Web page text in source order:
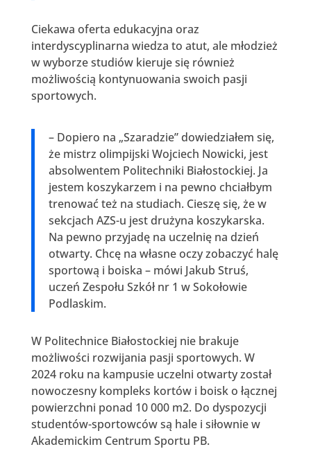
Ciekawa oferta edukacyjna oraz
interdyscyplinarna wiedza to atut, ale młodzież
w wyborze studiów kieruje się również
możliwością kontynuowania swoich pasji
sportowych.
– Dopiero na „Szaradzie” dowiedziałem się,
że mistrz olimpijski Wojciech Nowicki, jest
absolwentem Politechniki Białostockiej. Ja
jestem koszykarzem i na pewno chciałbym
trenować też na studiach. Cieszę się, że w
sekcjach AZS-u jest drużyna koszykarska.
Na pewno przyjadę na uczelnię na dzień
otwarty. Chcę na własne oczy zobaczyć halę
sportową i boiska – mówi Jakub Struś,
uczeń Zespołu Szkół nr 1 w Sokołowie
Podlaskim.
W Politechnice Białostockiej nie brakuje
możliwości rozwijania pasji sportowych. W
2024 roku na kampusie uczelni otwarty został
nowoczesny kompleks kortów i boisk o łącznej
powierzchni ponad 10 000 m2. Do dyspozycji
studentów-sportowców są hale i siłownie w
Akademickim Centrum Sportu PB.